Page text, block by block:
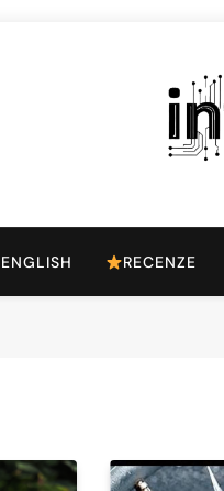
RECENZE